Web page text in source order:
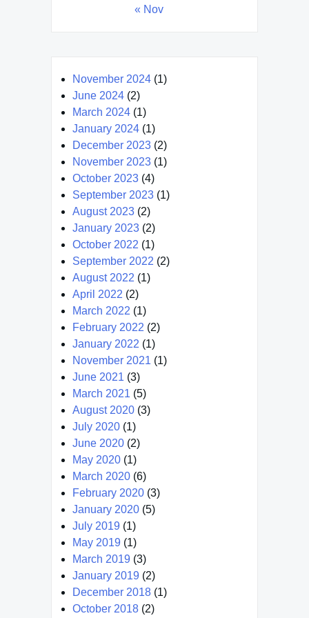
« Nov
November 2024 (1)
June 2024 (2)
March 2024 (1)
January 2024 (1)
December 2023 (2)
November 2023 (1)
October 2023 (4)
September 2023 (1)
August 2023 (2)
January 2023 (2)
October 2022 (1)
September 2022 (2)
August 2022 (1)
April 2022 (2)
March 2022 (1)
February 2022 (2)
January 2022 (1)
November 2021 (1)
June 2021 (3)
March 2021 (5)
August 2020 (3)
July 2020 (1)
June 2020 (2)
May 2020 (1)
March 2020 (6)
February 2020 (3)
January 2020 (5)
July 2019 (1)
May 2019 (1)
March 2019 (3)
January 2019 (2)
December 2018 (1)
October 2018 (2)